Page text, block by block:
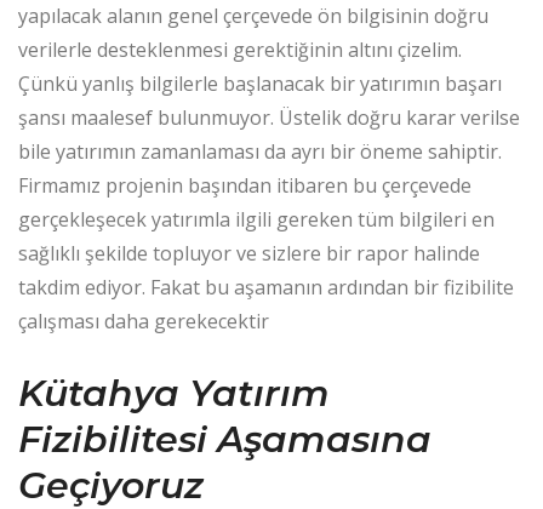
yapılacak alanın genel çerçevede ön bilgisinin doğru
verilerle desteklenmesi gerektiğinin altını çizelim.
Çünkü yanlış bilgilerle başlanacak bir yatırımın başarı
şansı maalesef bulunmuyor. Üstelik doğru karar verilse
bile yatırımın zamanlaması da ayrı bir öneme sahiptir.
Firmamız projenin başından itibaren bu çerçevede
gerçekleşecek yatırımla ilgili gereken tüm bilgileri en
sağlıklı şekilde topluyor ve sizlere bir rapor halinde
takdim ediyor. Fakat bu aşamanın ardından bir fizibilite
çalışması daha gerekecektir
Kütahya Yatırım
Fizibilitesi Aşamasına
Geçiyoruz